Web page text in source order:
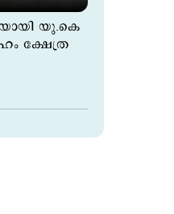
യു.കെ
ക്ഷേത്ര